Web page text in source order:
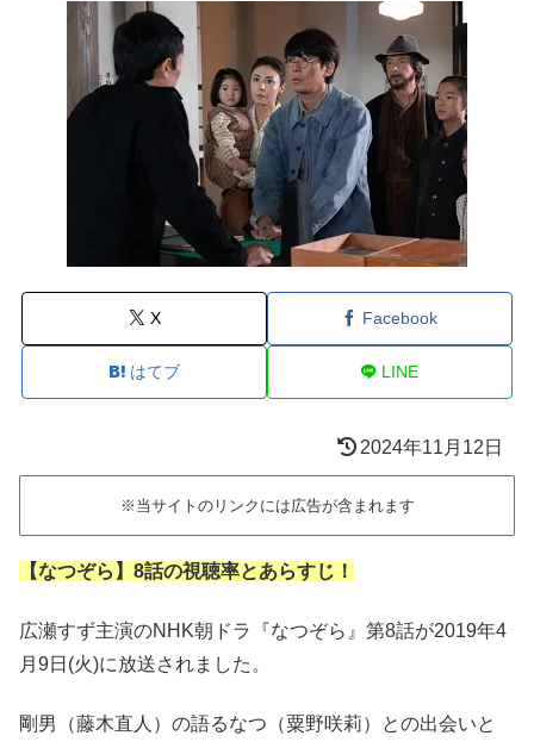
X Facebook
はてブ LINE
2024年11月12日
※当サイトのリンクには広告が含まれます
【なつぞら】8話の視聴率とあらすじ！
広瀬すず主演のNHK朝ドラ『なつぞら』第8話が2019年4
月9日(火)に放送されました。
剛男（藤木直人）の語るなつ（粟野咲莉）との出会いと